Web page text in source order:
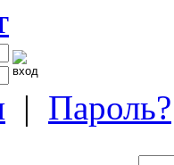
| Пароль?